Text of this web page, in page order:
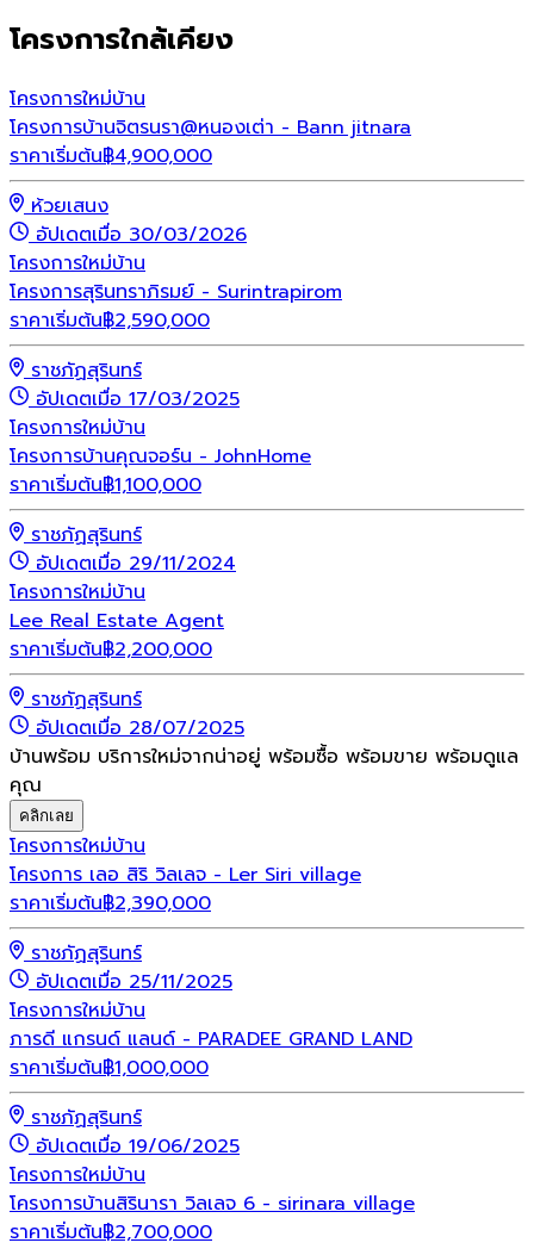
โครงการใกล้เคียง
โครงการใหม่บ้าน
โครงการบ้านจิตรนรา@หนองเต่า - Bann jitnara
ราคาเริ่มต้น฿4,900,000
ห้วยเสนง
อัปเดตเมื่อ 30/03/2026
โครงการใหม่บ้าน
โครงการสุรินทราภิรมย์ - Surintrapirom
ราคาเริ่มต้น฿2,590,000
ราชภัฏสุรินทร์
อัปเดตเมื่อ 17/03/2025
โครงการใหม่บ้าน
โครงการบ้านคุณจอร์น - JohnHome
ราคาเริ่มต้น฿1,100,000
ราชภัฏสุรินทร์
อัปเดตเมื่อ 29/11/2024
โครงการใหม่บ้าน
Lee Real Estate Agent
ราคาเริ่มต้น฿2,200,000
ราชภัฏสุรินทร์
อัปเดตเมื่อ 28/07/2025
บ้านพร้อม บริการใหม่จากน่าอยู่ พร้อมซื้อ พร้อมขาย พร้อมดูแล
คุณ
คลิกเลย
โครงการใหม่บ้าน
โครงการ เลอ สิริ วิลเลจ - Ler Siri village
ราคาเริ่มต้น฿2,390,000
ราชภัฏสุรินทร์
อัปเดตเมื่อ 25/11/2025
โครงการใหม่บ้าน
ภารดี แกรนด์ แลนด์ - PARADEE GRAND LAND
ราคาเริ่มต้น฿1,000,000
ราชภัฏสุรินทร์
อัปเดตเมื่อ 19/06/2025
โครงการใหม่บ้าน
โครงการบ้านสิรินารา วิลเลจ 6 - sirinara village
ราคาเริ่มต้น฿2,700,000